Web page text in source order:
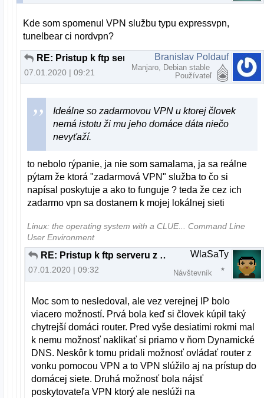
Kde som spomenul VPN službu typu expressvpn,
tunelbear ci nordvpn?
RE: Pristup k ftp serveru z inej ako domacej siete
07.01.2020 | 09:21
Branislav Poldauf
Manjaro, Debian stable
Používateľ
Ideálne so zadarmovou VPN u ktorej človek
nemá istotu ži mu jeho domáce dáta niečo
nevyťaží.
to nebolo rýpanie, ja nie som samalama, ja sa reálne
pýtam že ktorá "zadarmová VPN" služba to čo si
napísal poskytuje a ako to funguje ? teda že cez ich
zadarmo vpn sa dostanem k mojej lokálnej sieti
Linux: the operating system with a CLUE... Command Line
User Environment
RE: Pristup k ftp serveru z inej ako domacej siete
07.01.2020 | 09:32
WlaSaTy
Návštevník
Moc som to nesledoval, ale vez verejnej IP bolo
viacero možností. Prvá bola keď si človek kúpil taký
chytrejší domáci router. Pred vyše desiatimi rokmi mal
k nemu možnosť naklikať si priamo v ňom Dynamické
DNS. Neskôr k tomu pridali možnosť ovládať router z
vonku pomocou VPN a to VPN slúžilo aj na prístup do
domácej siete. Druhá možnosť bola nájsť
poskytovateľa VPN ktorý ale neslúži na